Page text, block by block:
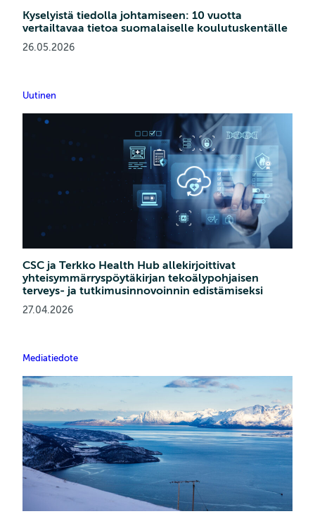
Kyselyistä tiedolla johtamiseen: 10 vuotta
vertailtavaa tietoa suomalaiselle koulutuskentälle
26.05.2026
Uutinen
CSC ja Terkko Health Hub allekirjoittivat
yhteisymmärryspöytäkirjan tekoälypohjaisen
terveys‑ ja tutkimusinnovoinnin edistämiseksi
27.04.2026
Mediatiedote